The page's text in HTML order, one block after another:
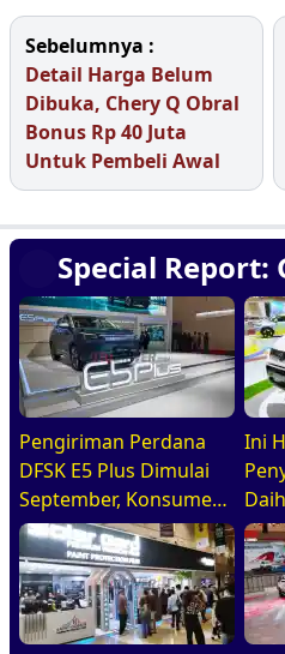
Sebelumnya :
Detail Harga Belum
Dibuka, Chery Q Obral
Bonus Rp 40 Juta
Untuk Pembeli Awal
Special Report:
Pengiriman Perdana
DFSK E5 Plus Dimulai
September, Konsumen
Diajak Tur Pabrik
Ini